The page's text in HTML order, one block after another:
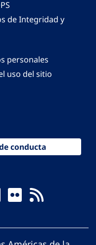
de Integridad y
personales
uso del sitio
conducta